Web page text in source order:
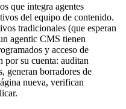
que integra agentes
del equipo de contenido.
tradicionales (que esperan
agentic CMS tienen
y acceso de
por su cuenta: auditan
generan borradores de
nueva, verifican